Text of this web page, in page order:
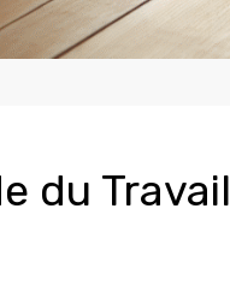
du Travail